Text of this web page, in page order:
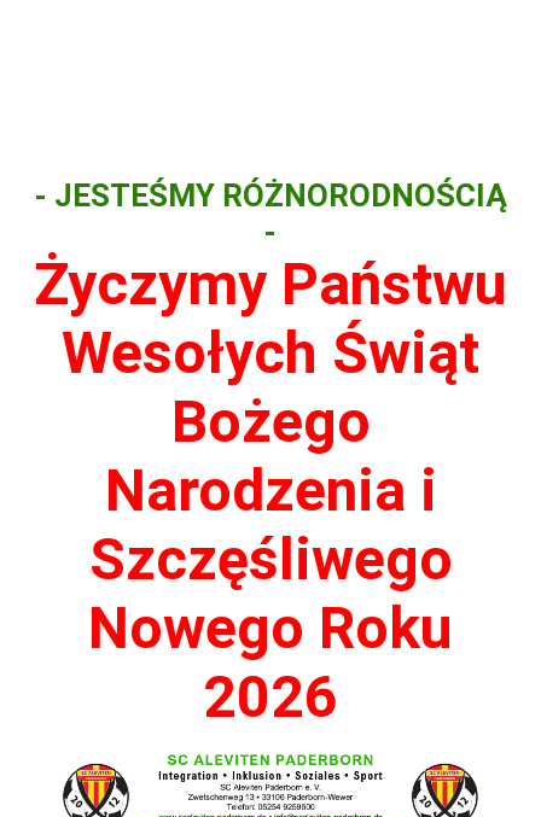
- JESTEŚMY RÓŻNORODNOŚCIĄ
-
Życzymy Państwu
Wesołych Świąt
Bożego
Narodzenia i
Szczęśliwego
Nowego Roku
2026